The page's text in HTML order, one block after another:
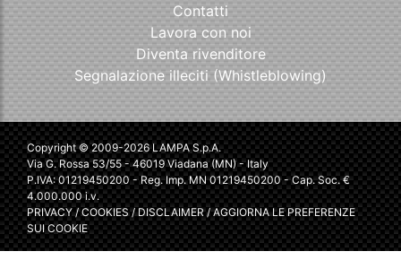
Contatti
Lavora con noi
Diventa rivenditore
Segnalazione illeciti (Whistleblowing)
Copyright © 2009-2026 LAMPA S.p.A.
Via G. Rossa 53/55 - 46019 Viadana (MN) - Italy
P.IVA: 01219450200 - Reg. Imp. MN 01219450200 - Cap. Soc. €
4.000.000 i.v.
PRIVACY/COOKIES/DISCLAIMER/AGGIORNA LE PREFERENZE
SUI COOKIE